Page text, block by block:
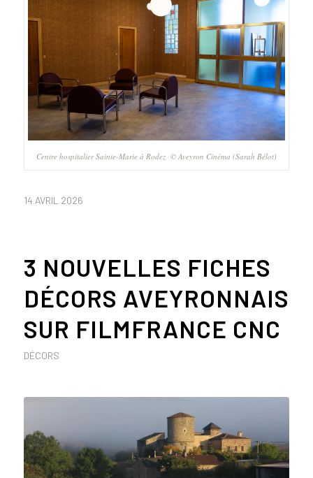
Centre hospitalier Sainte-Marie à Rodez © Aveyron Cinéma (Sarah Bélot)
14 AVRIL 2026
3 NOUVELLES FICHES
DÉCORS AVEYRONNAIS
SUR FILMFRANCE CNC
DÉCORS